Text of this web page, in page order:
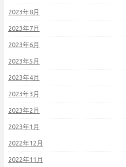
2023年8月
2023年7月
2023年6月
2023年5月
2023年4月
2023年3月
2023年2月
2023年1月
2022年12月
2022年11月